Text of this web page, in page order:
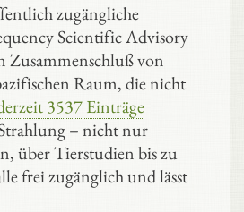
zugängliche
Scientific Advisory
Zusammenschluß von
Raum, die nicht
3537 Einträge
– nicht nur
über Tierstudien bis zu
frei zugänglich und lässt